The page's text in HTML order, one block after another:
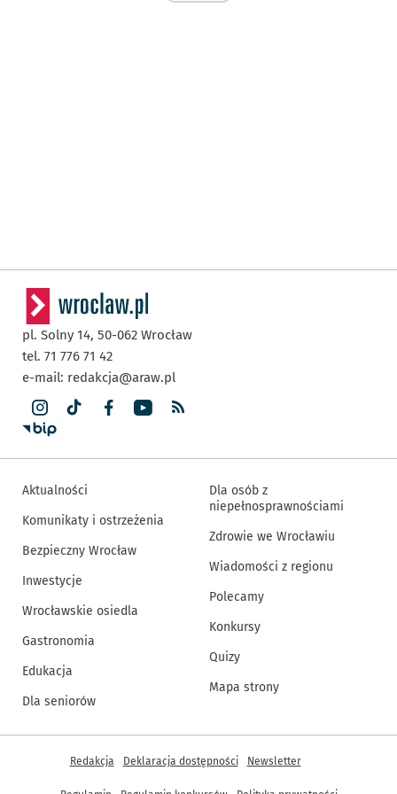
pl. Solny 14, 50-062 Wrocław
tel. 71 776 71 42
e-mail: redakcja@araw.pl
Aktualności
Komunikaty i ostrzeżenia
Bezpieczny Wrocław
Inwestycje
Wrocławskie osiedla
Gastronomia
Edukacja
Dla seniorów
Dla osób z
niepełnosprawnościami
Zdrowie we Wrocławiu
Wiadomości z regionu
Polecamy
Konkursy
Quizy
Mapa strony
Inne informacje
Redakcja Deklaracja dostępności Newsletter